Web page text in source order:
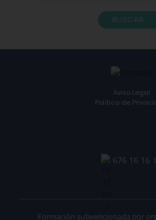
BUSCAR
Aviso Legal
Política de
676 16 16
Formación subvencionada por